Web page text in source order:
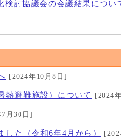
検討協議会の会議結果につい
[2024年10月8日]
熱避難施設）について [2024
月30日]
した（令和6年4月から）